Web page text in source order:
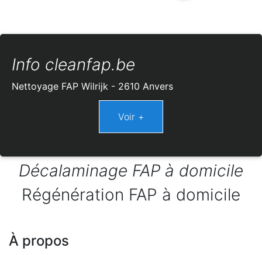
Info cleanfap.be
Nettoyage FAP Wilrijk - 2610 Anvers
Décalaminage FAP à domicile
Régénération FAP à domicile
À propos